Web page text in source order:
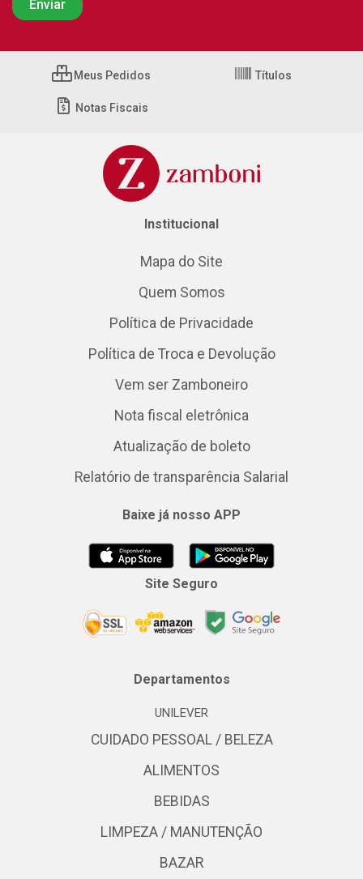
Meus Pedidos Títulos
Notas Fiscais
Institucional
Mapa do Site
Quem Somos
Política de Privacidade
Política de Troca e Devolução
Vem ser Zamboneiro
Nota fiscal eletrônica
Atualização de boleto
Relatório de transparência Salarial
Baixe já nosso APP
Site Seguro
Departamentos
UNILEVER
CUIDADO PESSOAL / BELEZA
ALIMENTOS
BEBIDAS
LIMPEZA / MANUTENÇÃO
BAZAR